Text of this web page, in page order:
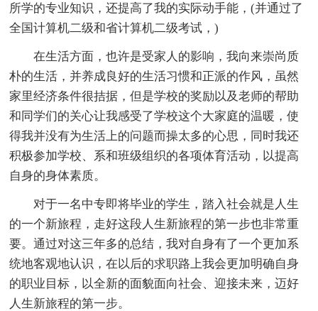
所学的专业知识，还提高了我的实际动手能，(并通过了
全国计算机二级和省计算机二级考试，)
在生活方面，也许是受家人的影响，我向来崇尚质
朴的生活，并养成良好的生活习惯和正派的作风，虽然
家里经济条件很拮据，但是学校的奖励以及老师的帮助
和同学们的关心让我感受了学校这个大家庭的温暖，使
得我并没有为生活上的问题而操太多的心思，同时我还
积极参加学校、系和班级组织的各项体育活动，以提高
自身的身体素质。
对于一名中专即将毕业的学生，踏入社会就是人生
的一个新旅程，走好这段人生新旅程的第一步也非常重
要。通过对这三年多的总结，我对自身有了一个更加系
统地客观地认识，在以后的求职路上我会更加明确自身
的职业目标，以全新的面貌面向社会、迎接未来，迈好
人生新旅程的第一步。